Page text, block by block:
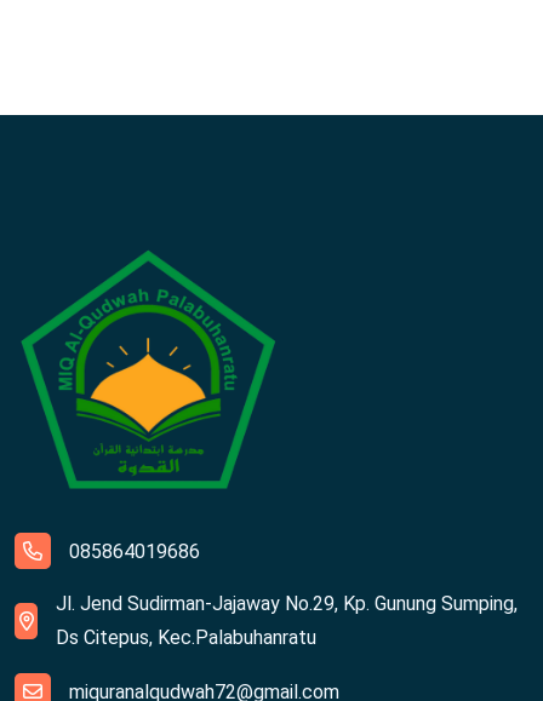
085864019686
Jl. Jend Sudirman-Jajaway No.29, Kp. Gunung Sumping,
Ds Citepus, Kec.Palabuhanratu
miquranalqudwah72@gmail.com